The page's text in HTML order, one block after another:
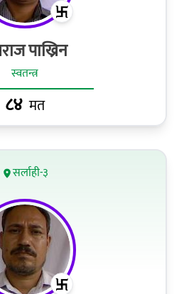
पाख्रिन
स्वतन्त्र
८४ मत
सर्लाही-३